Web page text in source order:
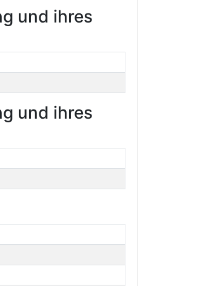
und ihres
und ihres